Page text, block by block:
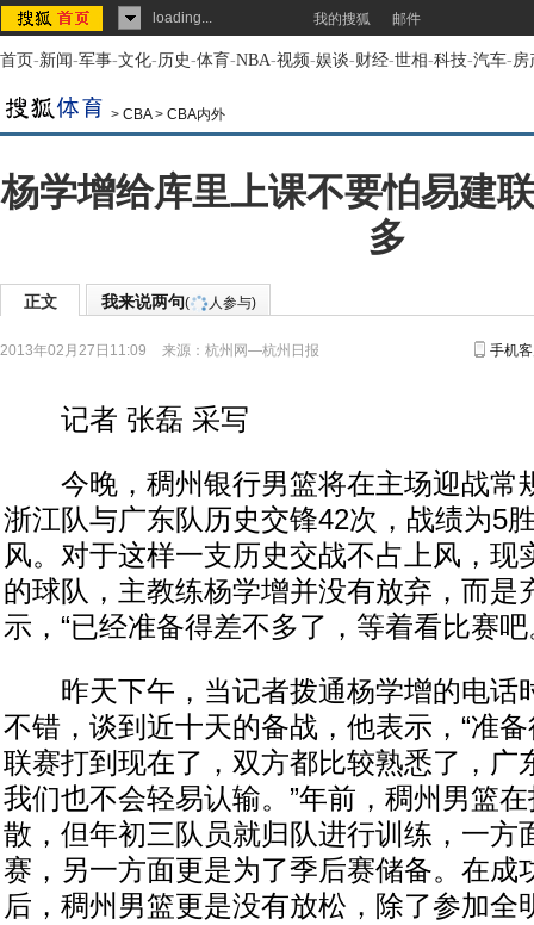
loading... 我的搜狐 邮件
首页-新闻-军事-文化-历史-体育-NBA-视频-娱谈-财经-世相-科技-汽车-房
> CBA> CBA内外
杨学增给库里上课不要怕易建
多
正文 我来说两句( 人参与)
2013年02月27日11:09 来源： 杭州网—杭州日报 手机
记者 张磊 采写
今晚，稠州银行男篮将在主场迎战常
浙江队与广东队历史交锋42次，战绩为5
风。对于这样一支历史交战不占上风，现
的球队，主教练杨学增并没有放弃，而是
示，“已经准备得差不多了，等着看比赛吧
昨天下午，当记者拨通杨学增的电话
不错，谈到近十天的备战，他表示，“准
联赛打到现在了，双方都比较熟悉了，广
我们也不会轻易认输。”年前，稠州男篮
散，但年初三队员就归队进行训练，一方
赛，另一方面更是为了季后赛储备。在成
后，稠州男篮更是没有放松，除了参加全